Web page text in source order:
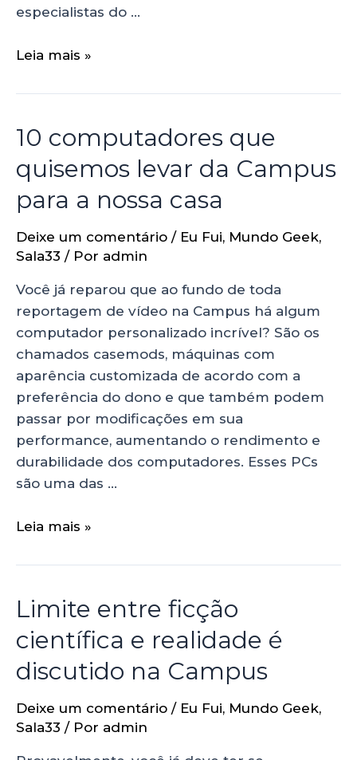
especialistas do …
Leia mais »
10 computadores que
quisemos levar da Campus
para a nossa casa
Deixe um comentário / Eu Fui, Mundo Geek,
Sala33 / Por admin
Você já reparou que ao fundo de toda
reportagem de vídeo na Campus há algum
computador personalizado incrível? São os
chamados casemods, máquinas com
aparência customizada de acordo com a
preferência do dono e que também podem
passar por modificações em sua
performance, aumentando o rendimento e
durabilidade dos computadores. Esses PCs
são uma das …
Leia mais »
Limite entre ficção
científica e realidade é
discutido na Campus
Deixe um comentário / Eu Fui, Mundo Geek,
Sala33 / Por admin